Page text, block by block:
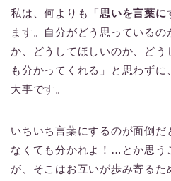
私は、何よりも 「思いを言葉
ます。自分がどう思っている
か、どうしてほしいのか、どう
も分かってくれる」と思わず
大事です。
いちいち言葉にするのが面倒
なくても分かれよ！…とか思う
が、そこはお互いが歩み寄る